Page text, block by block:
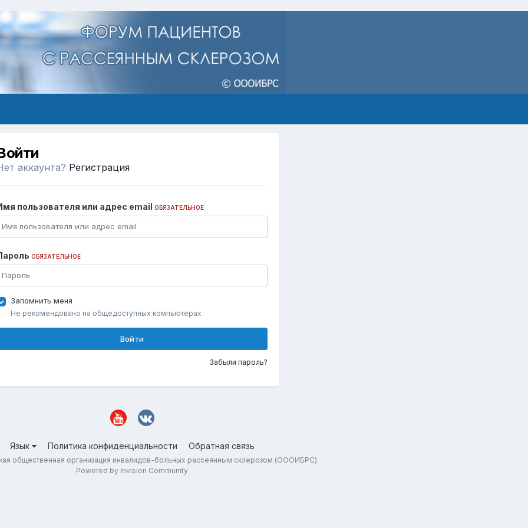
аккаунта? Регистрация
пользователя или адрес email ОБЯЗАТЕЛЬНОЕ
ОБЯЗАТЕЛЬНОЕ
Запомнить меня
Не рекомендовано на общедоступных компьютерах
Войти
Забыли пароль?
Язык Политика конфиденциальности Обратная связь
общественная организация инвалидов-больных рассеянным склерозом (ОООИБРС)
Powered by Invision Community